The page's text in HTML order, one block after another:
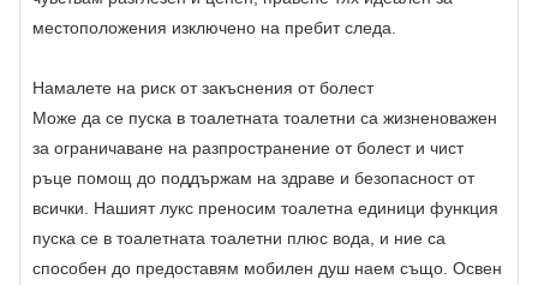
местоположения изключено на пребит следа.
Намалете на риск от закъснения от болест
Може да се пуска в тоалетната тоалетни са жизненоважен
за ограничаване на разпространение от болест и чист
ръце помощ до поддържам на здраве и безопасност от
всички. Нашият лукс преносим тоалетна единици функция
пуска се в тоалетната тоалетни плюс вода, и ние са
способен до предоставям мобилен душ наем също. Освен